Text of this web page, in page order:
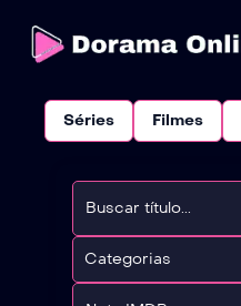
Séries Filmes
Categorias